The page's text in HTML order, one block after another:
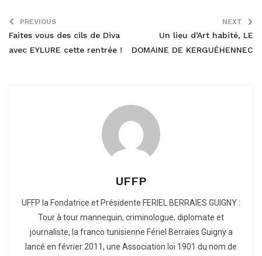
PREVIOUS
Faites vous des cils de Diva
avec EYLURE cette rentrée !
NEXT
Un lieu d’Art habité, LE
DOMAINE DE KERGUÉHENNEC
UFFP
UFFP la Fondatrice et Présidente FERIEL BERRAIES GUIGNY :
Tour à tour mannequin, criminologue, diplomate et
journaliste, la franco tunisienne Fériel Berraies Guigny a
lancé en février 2011, une Association loi 1901 du nom de